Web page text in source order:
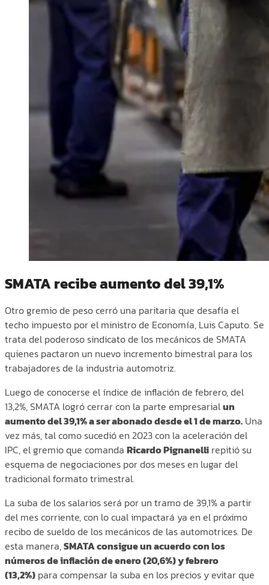
SMATA recibe aumento del 39,1%
Otro gremio de peso cerró una paritaria que desafía el
techo impuesto por el ministro de Economía, Luis Caputo. Se
trata del poderoso sindicato de los mecánicos de SMATA
quienes pactaron un nuevo incremento bimestral para los
trabajadores de la industria automotriz.
Luego de conocerse el índice de inflación de febrero, del
13,2%, SMATA logró cerrar con la parte empresarialun
aumento del 39,1% a ser abonado desde el 1 de marzo. Una
vez más, tal como sucedió en 2023 con la aceleración del
IPC, el gremio que comanda Ricardo Pignanelli repitió su
esquema de negociaciones por dos meses en lugar del
tradicional formato trimestral.
La suba de los salarios será por un tramo de 39,1% a partir
del mes corriente, con lo cual impactará ya en el próximo
recibo de sueldo de los mecánicos de las automotrices. De
esta manera,SMATA consigue un acuerdo con los
números de inflación de enero (20,6%) y febrero
(13,2%) para compensar la suba en los precios y evitar que